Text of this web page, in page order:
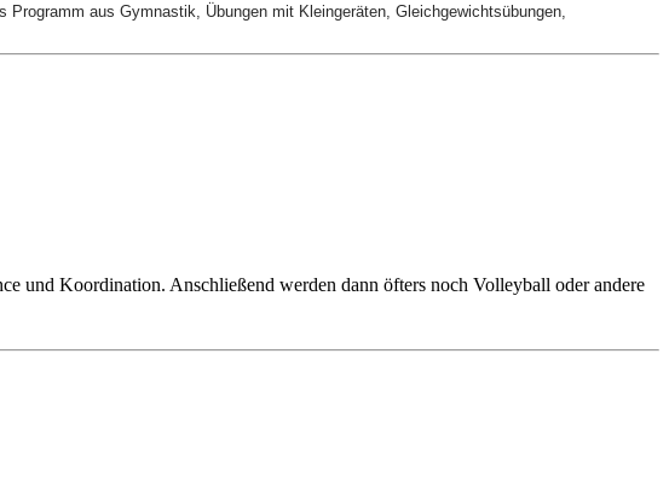
aus Gymnastik, Übungen mit Kleingeräten, Gleichgewichtsübungen,
und Koordination. Anschließend werden dann öfters noch Volleyball oder andere